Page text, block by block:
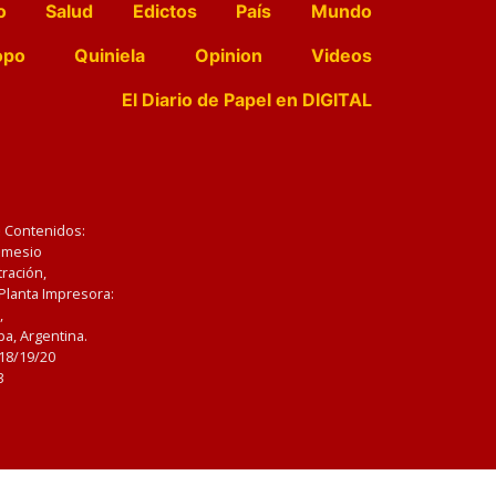
Salud Edictos País
Mundo
Quiniela Opinion
Videos
El Diario de Papel en DIGITAL
Impresora:
Argentina.
19/20